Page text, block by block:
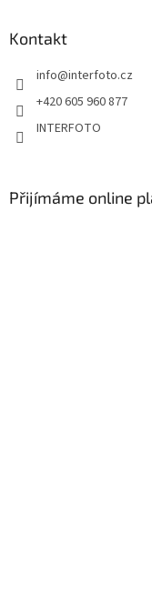
Kontakt
info@interfoto.cz
+420 605 960 877
INTERFOTO
Přijímáme online